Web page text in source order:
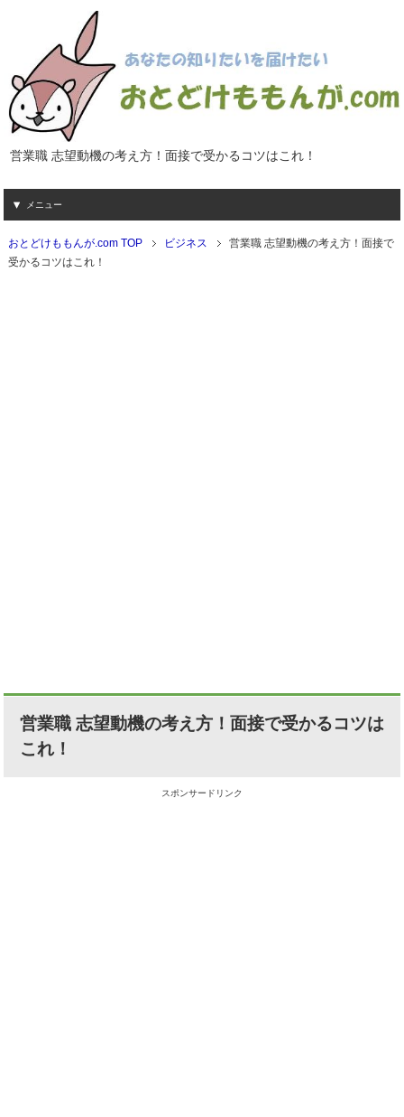
営業職 志望動機の考え方！面接で受かるコツはこれ！
メニュー
おとどけももんが.com TOP ビジネス
営業職 志望動機の考え方！面接で
受かるコツはこれ！
営業職 志望動機の考え方！面接で受かるコツは
これ！
スポンサードリンク